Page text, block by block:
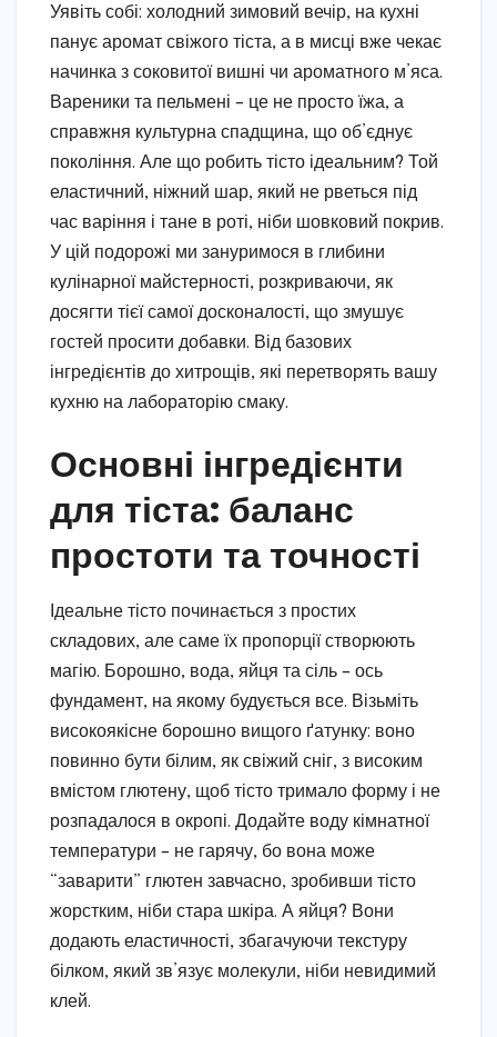
Уявіть собі: холодний зимовий вечір, на кухні
панує аромат свіжого тіста, а в мисці вже чекає
начинка з соковитої вишні чи ароматного м’яса.
Вареники та пельмені – це не просто їжа, а
справжня культурна спадщина, що об’єднує
покоління. Але що робить тісто ідеальним? Той
еластичний, ніжний шар, який не рветься під
час варіння і тане в роті, ніби шовковий покрив.
У цій подорожі ми зануримося в глибини
кулінарної майстерності, розкриваючи, як
досягти тієї самої досконалості, що змушує
гостей просити добавки. Від базових
інгредієнтів до хитрощів, які перетворять вашу
кухню на лабораторію смаку.
Основні інгредієнти
для тіста: баланс
простоти та точності
Ідеальне тісто починається з простих
складових, але саме їх пропорції створюють
магію. Борошно, вода, яйця та сіль – ось
фундамент, на якому будується все. Візьміть
високоякісне борошно вищого ґатунку: воно
повинно бути білим, як свіжий сніг, з високим
вмістом глютену, щоб тісто тримало форму і не
розпадалося в окропі. Додайте воду кімнатної
температури – не гарячу, бо вона може
“заварити” глютен завчасно, зробивши тісто
жорстким, ніби стара шкіра. А яйця? Вони
додають еластичності, збагачуючи текстуру
білком, який зв’язує молекули, ніби невидимий
клей.